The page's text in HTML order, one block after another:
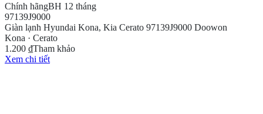
Chính hãngBH 12 tháng
97139J9000
Giàn lạnh Hyundai Kona, Kia Cerato 97139J9000 Doowon
Kona · Cerato
1.200 ₫Tham khảo
Xem chi tiết